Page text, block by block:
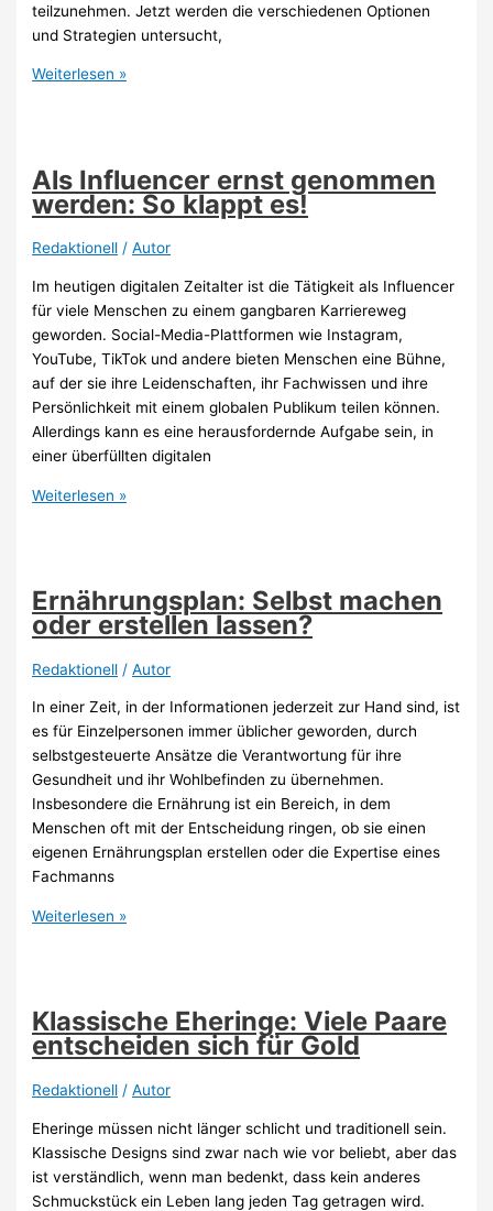
teilzunehmen. Jetzt werden die verschiedenen Optionen
und Strategien untersucht,
Als
Welche
Möglichkeiten
gibt
es?
Weiterlesen »
Als Influencer ernst genommen
werden: So klappt es!
Redaktionell /Autor
Im heutigen digitalen Zeitalter ist die Tätigkeit als Influencer
für viele Menschen zu einem gangbaren Karriereweg
geworden. Social-Media-Plattformen wie Instagram,
YouTube, TikTok und andere bieten Menschen eine Bühne,
auf der sie ihre Leidenschaften, ihr Fachwissen und ihre
Persönlichkeit mit einem globalen Publikum teilen können.
Allerdings kann es eine herausfordernde Aufgabe sein, in
einer überfüllten digitalen
Als
werden:
So
klappt
es!
Weiterlesen »
Ernährungsplan: Selbst machen
oder erstellen lassen?
Redaktionell /Autor
In einer Zeit, in der Informationen jederzeit zur Hand sind, ist
es für Einzelpersonen immer üblicher geworden, durch
selbstgesteuerte Ansätze die Verantwortung für ihre
Gesundheit und ihr Wohlbefinden zu übernehmen.
Insbesondere die Ernährung ist ein Bereich, in dem
Menschen oft mit der Entscheidung ringen, ob sie einen
eigenen Ernährungsplan erstellen oder die Expertise eines
Fachmanns
Ernährungsplan:
erstellen
lassen?
Weiterlesen »
Klassische Eheringe: Viele Paare
entscheiden sich für Gold
Redaktionell /Autor
Eheringe müssen nicht länger schlicht und traditionell sein.
Klassische Designs sind zwar nach wie vor beliebt, aber das
ist verständlich, wenn man bedenkt, dass kein anderes
Schmuckstück ein Leben lang jeden Tag getragen wird.